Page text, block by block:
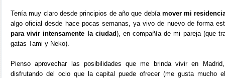
Tenía muy claro desde principios de año que debía mover mi
algo oficial desde hace pocas semanas, ya vivo de nuevo de forma
para vivir intensamente la ciudad), en compañía de mi pareja (que
gatas Tami y Neko).
Pienso aprovechar las posibilidades que me brinda vivir en
disfrutando del ocio que la capital puede ofrecer (me gusta mucho